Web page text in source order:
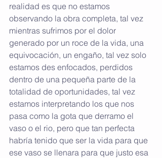
realidad es que no estamos
observando la obra completa, tal vez
mientras sufrimos por el dolor
generado por un roce de la vida, una
equivocación, un engaño, tal vez solo
estamos des enfocados, perdidos
dentro de una pequeña parte de la
totalidad de oportunidades, tal vez
estamos interpretando los que nos
pasa como la gota que derramo el
vaso o el rio, pero que tan perfecta
habría tenido que ser la vida para que
ese vaso se llenara para que justo esa